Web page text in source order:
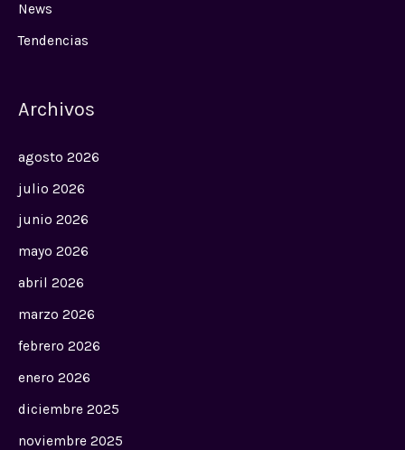
News
Tendencias
Archivos
agosto 2026
julio 2026
junio 2026
mayo 2026
abril 2026
marzo 2026
febrero 2026
enero 2026
diciembre 2025
noviembre 2025